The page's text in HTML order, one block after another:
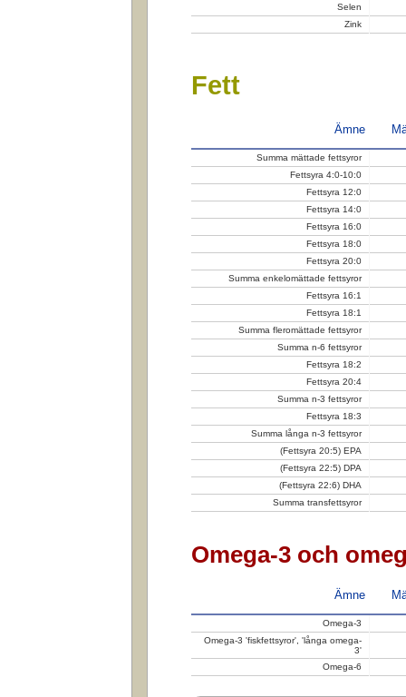
Selen
Zink
Fett
Ämne
Summa mättade fettsyror
Fettsyra 4:0-10:0
Fettsyra 12:0
Fettsyra 14:0
Fettsyra 16:0
Fettsyra 18:0
Fettsyra 20:0
Summa enkelomättade fettsyror
Fettsyra 16:1
Fettsyra 18:1
Summa fleromättade fettsyror
Summa n-6 fettsyror
Fettsyra 18:2
Fettsyra 20:4
Summa n-3 fettsyror
Fettsyra 18:3
Summa långa n-3 fettsyror
(Fettsyra 20:5) EPA
(Fettsyra 22:5) DPA
(Fettsyra 22:6) DHA
Summa transfettsyror
Omega-3 och
Ämne
Omega-3
Omega-3 'fiskfettsyror', 'långa omega-
3'
Omega-6